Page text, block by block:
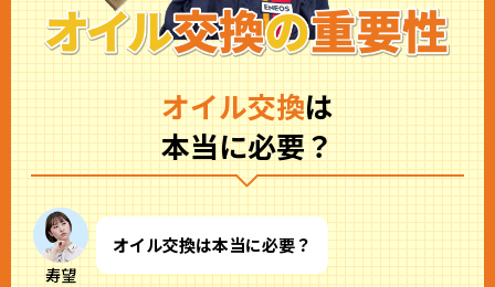
オイル交換は
本当に必要？
寿望
オイル交換は本当に必要？